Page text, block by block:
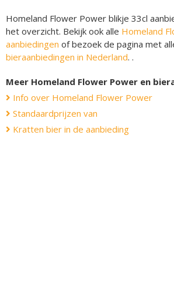
Homeland Flower Power blikje 33cl
het overzicht. Bekijk ook alle Homeland
aanbiedingen of bezoek de pagina met
bieraanbiedingen in Nederland. .
Meer Homeland Flower Power en
Info over Homeland Flower Power
Standaardprijzen van
Kratten bier in de aanbieding